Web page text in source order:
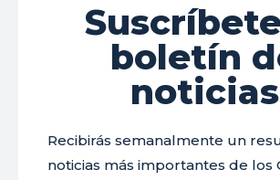
boletín
noticias
Recibirás semanalmente un
noticias más importantes de los